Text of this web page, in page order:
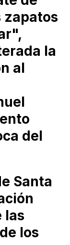
zapatos
la
al
del
Santa
las
los